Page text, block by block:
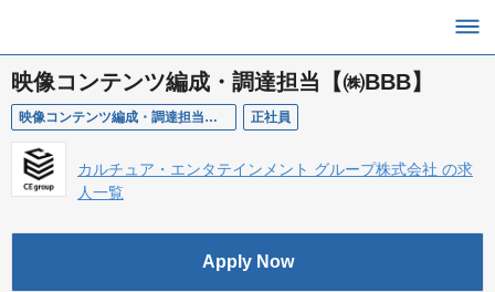
映像コンテンツ編成・調達担当【㈱BBB】
映像コンテンツ編成・調達担当【㈱BBB】 正社員
カルチュア・エンタテインメント グループ株式会社 の求
人一覧
Apply Now